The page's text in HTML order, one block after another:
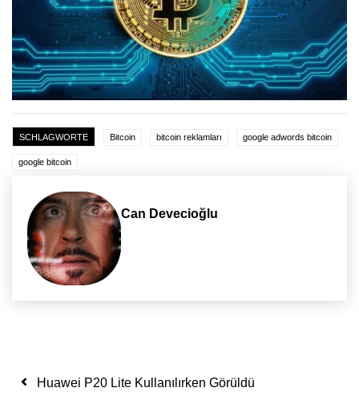
SCHLAGWORTE Bitcoin bitcoin reklamları google adwords bitcoin
google bitcoin
Can Devecioğlu
Yazı dolaşımı
Huawei P20 Lite Kullanılırken Görüldü